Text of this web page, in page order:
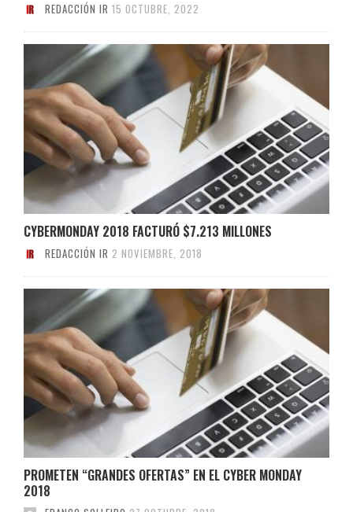
REDACCIÓN IR 15 OCTUBRE, 2022
CYBERMONDAY 2018 FACTURÓ $7.213 MILLONES
REDACCIÓN IR 2 NOVIEMBRE, 2018
PROMETEN “GRANDES OFERTAS” EN EL CYBER MONDAY
2018